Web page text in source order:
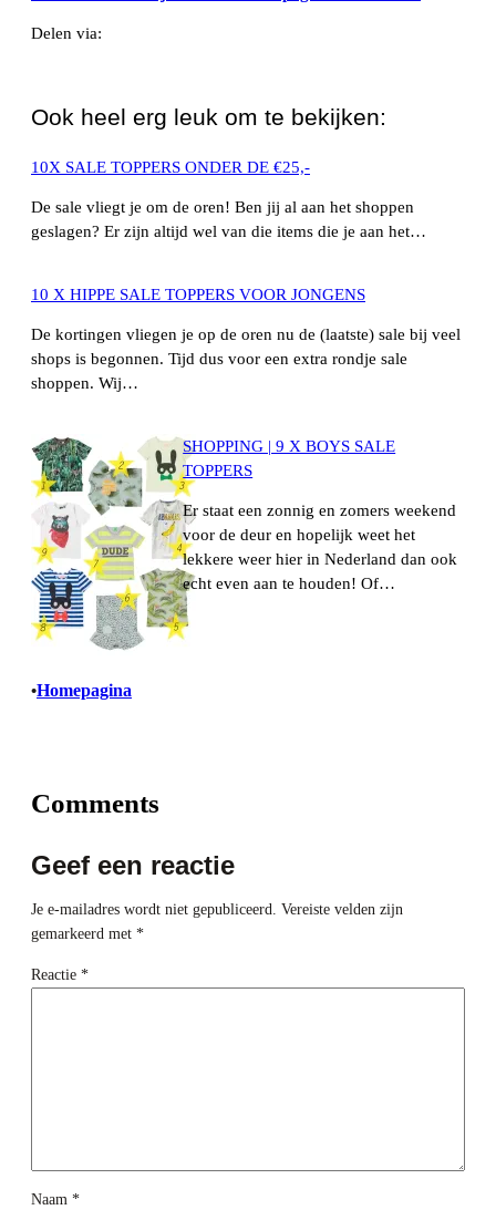
Delen via:
Ook heel erg leuk om te bekijken:
10X SALE TOPPERS ONDER DE €25,-
De sale vliegt je om de oren! Ben jij al aan het shoppen
geslagen? Er zijn altijd wel van die items die je aan het…
10 X HIPPE SALE TOPPERS VOOR JONGENS
De kortingen vliegen je op de oren nu de (laatste) sale bij veel
shops is begonnen. Tijd dus voor een extra rondje sale
shoppen. Wij…
SHOPPING | 9 X BOYS SALE
TOPPERS
Er staat een zonnig en zomers weekend
voor de deur en hopelijk weet het
lekkere weer hier in Nederland dan ook
echt even aan te houden! Of…
•Homepagina
Comments
Geef een reactie
Je e-mailadres wordt niet gepubliceerd. Vereiste velden zijn
gemarkeerd met *
Reactie *
Naam *